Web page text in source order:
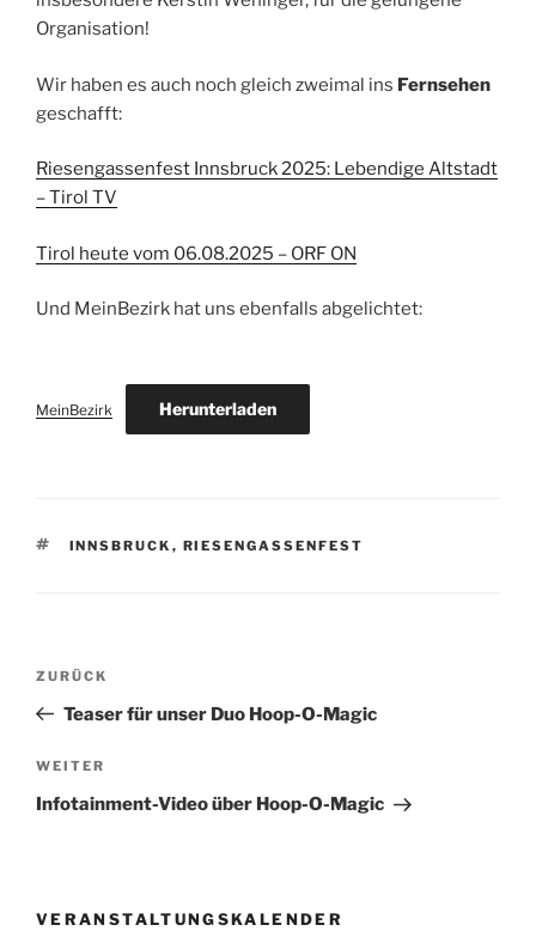
Organisation!
Wir haben es auch noch gleich zweimal ins Fernsehen
geschafft:
Riesengassenfest Innsbruck 2025: Lebendige Altstadt
– Tirol TV
Tirol heute vom 06.08.2025 – ORF ON
Und MeinBezirk hat uns ebenfalls abgelichtet:
MeinBezirk Herunterladen
SCHLAGWÖRTER
INNSBRUCK , RIESENGASSENFEST
Beitragsnavigation
Vorheriger
Beitrag
ZURÜCK
Teaser für unser Duo Hoop-O-Magic
Nächster
Beitrag
WEITER
Infotainment-Video über Hoop-O-Magic
VERANSTALTUNGSKALENDER